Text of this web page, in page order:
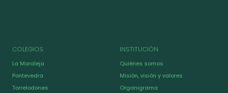
COLEGIOS
La Moraleja
Pontevedra
Torrelodones
INSTITUCIÓN
Quiénes somos
Misión, visión y valores
Organigrama